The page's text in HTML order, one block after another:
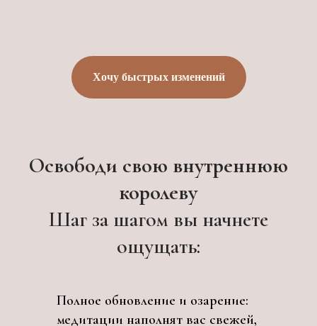
Хочу быстрых изменений
Освободи свою внутреннюю
королеву
Шаг за шагом вы начнете
ощущать:
Полное обновление и озарение:
медитации наполнят вас свежей,